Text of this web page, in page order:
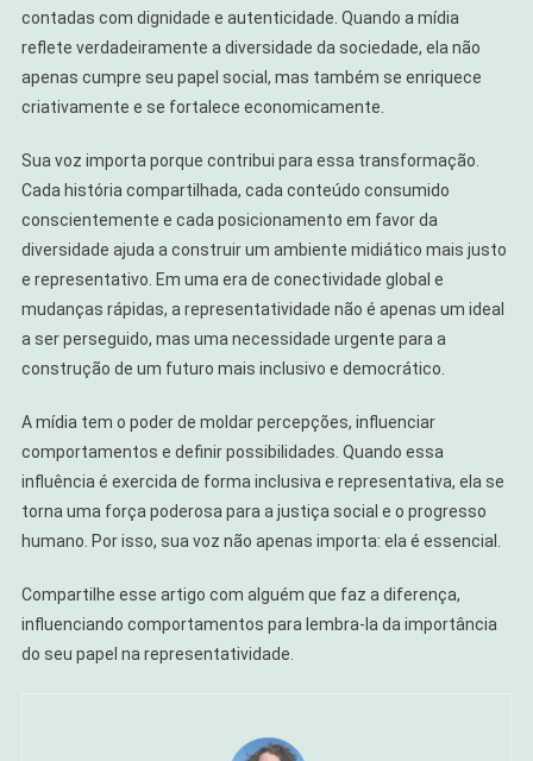
contadas com dignidade e autenticidade. Quando a mídia
reflete verdadeiramente a diversidade da sociedade, ela não
apenas cumpre seu papel social, mas também se enriquece
criativamente e se fortalece economicamente.
Sua voz importa porque contribui para essa transformação.
Cada história compartilhada, cada conteúdo consumido
conscientemente e cada posicionamento em favor da
diversidade ajuda a construir um ambiente midiático mais justo
e representativo. Em uma era de conectividade global e
mudanças rápidas, a representatividade não é apenas um ideal
a ser perseguido, mas uma necessidade urgente para a
construção de um futuro mais inclusivo e democrático.
A mídia tem o poder de moldar percepções, influenciar
comportamentos e definir possibilidades. Quando essa
influência é exercida de forma inclusiva e representativa, ela se
torna uma força poderosa para a justiça social e o progresso
humano. Por isso, sua voz não apenas importa: ela é essencial.
Compartilhe esse artigo com alguém que faz a diferença,
influenciando comportamentos para lembra-la da importância
do seu papel na representatividade.